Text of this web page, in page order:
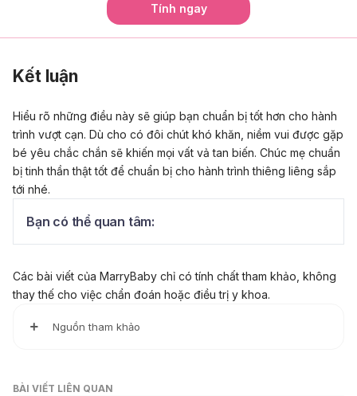
Tính ngay
Kết luận
Hiểu rõ những điều này sẽ giúp bạn chuẩn bị tốt hơn cho hành
trình vượt cạn. Dù cho có đôi chút khó khăn, niềm vui được gặp
bé yêu chắc chắn sẽ khiến mọi vất vả tan biến. Chúc mẹ chuẩn
bị tinh thần thật tốt để chuẩn bị cho hành trình thiêng liêng sắp
tới nhé.
Bạn có thể quan tâm:
Các bài viết của MarryBaby chỉ có tính chất tham khảo, không
thay thế cho việc chẩn đoán hoặc điều trị y khoa.
Nguồn tham khảo
https://www.nhs.uk/pregnancy/labour-and-birth/what-hap
BÀI VIẾT LIÊN QUAN